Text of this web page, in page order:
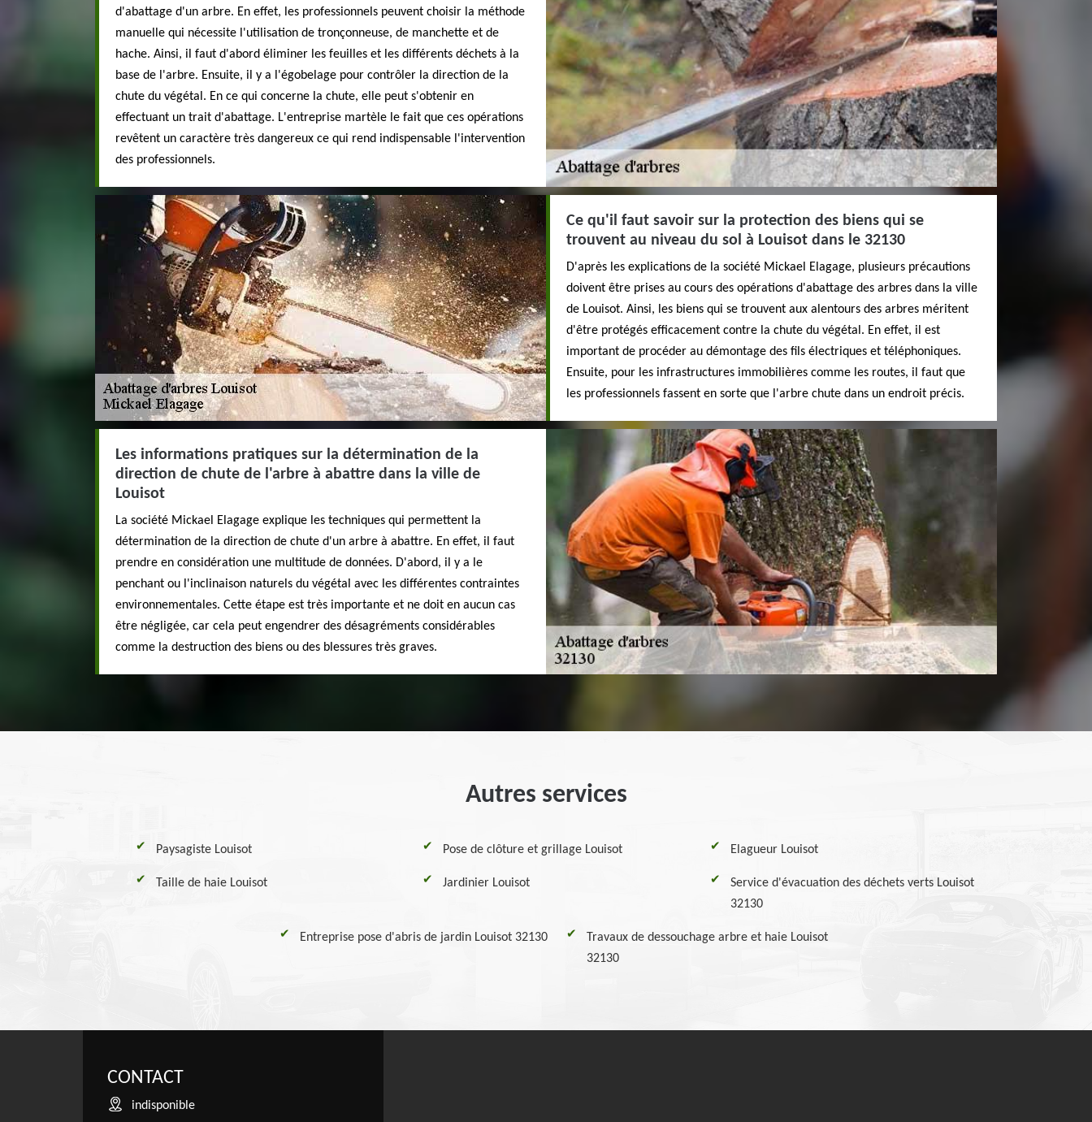
d'abattage d'un arbre. En effet, les professionnels peuvent choisir la méthode
manuelle qui nécessite l'utilisation de tronçonneuse, de manchette et de
hache. Ainsi, il faut d'abord éliminer les feuilles et les différents déchets à la
base de l'arbre. Ensuite, il y a l'égobelage pour contrôler la direction de la
chute du végétal. En ce qui concerne la chute, elle peut s'obtenir en
effectuant un trait d'abattage. L'entreprise martèle le fait que ces opérations
revêtent un caractère très dangereux ce qui rend indispensable l'intervention
des professionnels.
Ce qu'il faut savoir sur la protection des biens qui se
trouvent au niveau du sol à Louisot dans le 32130
D'après les explications de la société Mickael Elagage, plusieurs précautions
doivent être prises au cours des opérations d'abattage des arbres dans la ville
de Louisot. Ainsi, les biens qui se trouvent aux alentours des arbres méritent
d'être protégés efficacement contre la chute du végétal. En effet, il est
important de procéder au démontage des fils électriques et téléphoniques.
Ensuite, pour les infrastructures immobilières comme les routes, il faut que
les professionnels fassent en sorte que l'arbre chute dans un endroit précis.
Les informations pratiques sur la détermination de la
direction de chute de l'arbre à abattre dans la ville de
Louisot
La société Mickael Elagage explique les techniques qui permettent la
détermination de la direction de chute d'un arbre à abattre. En effet, il faut
prendre en considération une multitude de données. D'abord, il y a le
penchant ou l'inclinaison naturels du végétal avec les différentes contraintes
environnementales. Cette étape est très importante et ne doit en aucun cas
être négligée, car cela peut engendrer des désagréments considérables
comme la destruction des biens ou des blessures très graves.
Autres services
Paysagiste Louisot Pose de clôture et grillage Louisot Elagueur Louisot
Taille de haie Louisot Jardinier Louisot
Service d'évacuation des déchets verts Louisot
32130
Entreprise pose d'abris de jardin Louisot 32130
Travaux de dessouchage arbre et haie Louisot
32130
CONTACT
indisponible